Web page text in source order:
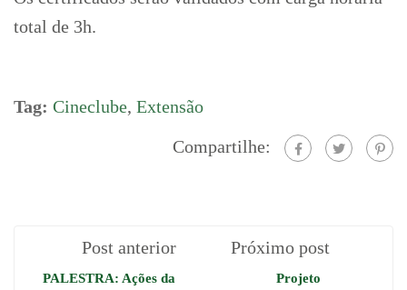
total de 3h.
Tag: Cineclube, Extensão
Compartilhe:
Post anterior
PALESTRA: Ações da
Próximo post
Projeto